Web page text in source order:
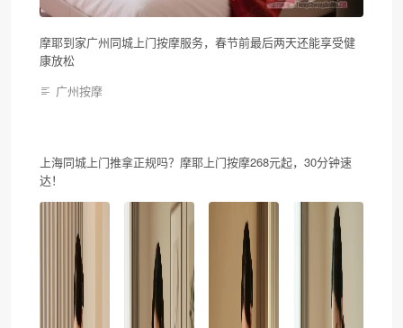
摩耶到家广州同城上门按摩服务，春节前最后两天还能享受健
康放松
广州按摩
上海同城上门推拿正规吗？摩耶上门按摩268元起，30分钟速
达！